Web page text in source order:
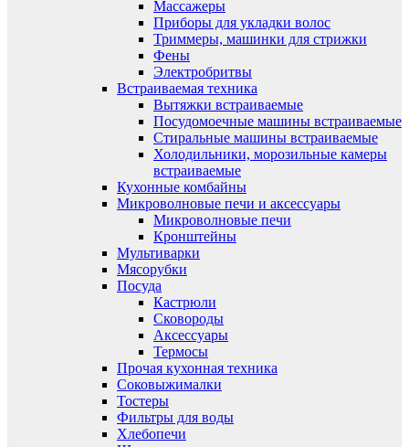
Массажеры
Приборы для укладки волос
Триммеры, машинки для стрижки
Фены
Электробритвы
Встраиваемая техника
Вытяжки встраиваемые
Посудомоечные машины встраиваемые
Стиральные машины встраиваемые
Холодильники, морозильные камеры
встраиваемые
Кухонные комбайны
Микроволновые печи и аксессуары
Микроволновые печи
Кронштейны
Мультиварки
Мясорубки
Посуда
Кастрюли
Сковороды
Аксессуары
Термосы
Прочая кухонная техника
Соковыжималки
Тостеры
Фильтры для воды
Хлебопечи